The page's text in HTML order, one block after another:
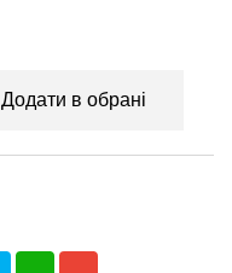
Додати в обрані
SkypeWhatsApp